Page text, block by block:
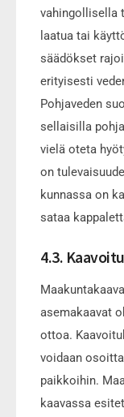
vahingollisella
laatua tai
säädökset
erityisesti
Pohjaveden
sellaisilla
vielä oteta
on
kunnassa on
sataa
4.3.
asemakaavat
ottoa.
voidaan
paikkoihin.
kaavassa